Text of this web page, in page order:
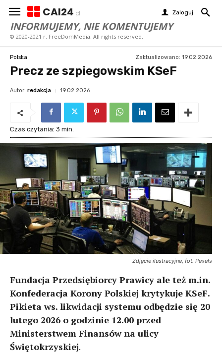
CAI24 pl Zaloguj
INFORMUJEMY, NIE KOMENTUJEMY
© 2020-2021 r. FreeDomMedia. All rights reserved.
Polska Zaktualizowano: 19.02.2026
Precz ze szpiegowskim KSeF
Autor redakcja 19.02.2026
Czas czytania: 3 min.
Zdjęcie ilustracyjne, fot. Pexels
Fundacja Przedsiębiorcy Prawicy ale też m.in.
Konfederacja Korony Polskiej krytykuje KSeF.
Pikieta ws. likwidacji systemu odbędzie się 20
lutego 2026 o godzinie 12.00 przed
Ministerstwem Finansów na ulicy
Świętokrzyskiej.